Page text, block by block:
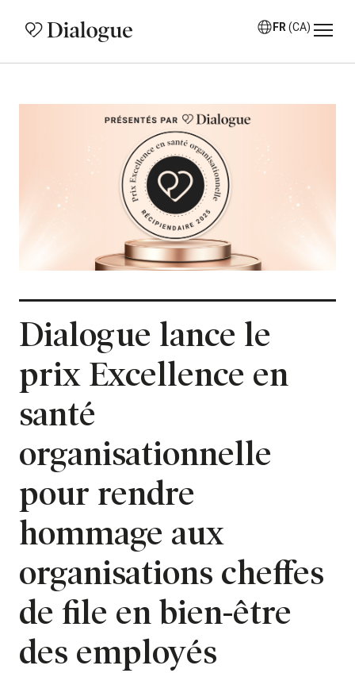
FR (CA)
Dialogue lance le
prix Excellence en
santé
organisationnelle
pour rendre
hommage aux
organisations cheffes
de file en bien-être
des employés